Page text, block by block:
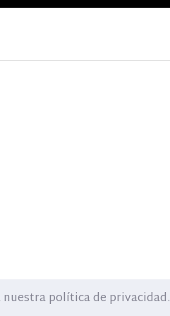
política de privacidad.